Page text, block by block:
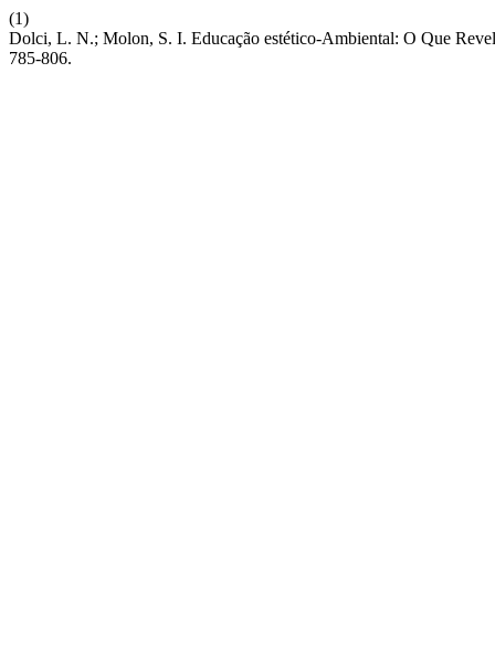
(1)
Dolci, L. N.; Molon, S. I. Educação estético-Ambiental: O Que
785-806.